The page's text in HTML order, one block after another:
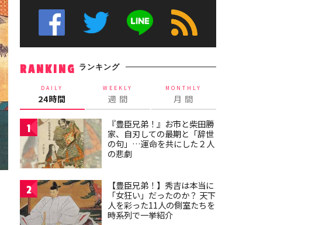
RANKING ランキング
DAILY
24時間
WEEKLY
週 間
MONTHLY
月 間
1
『豊臣兄弟！』お市と柴田勝
家、自刃しての最期と「辞世
の句」…運命を共にした２人
の悲劇
2
【豊臣兄弟！】秀吉は本当に
「女狂い」だったのか？ 天下
人を彩った11人の側室たちを
時系列で一挙紹介